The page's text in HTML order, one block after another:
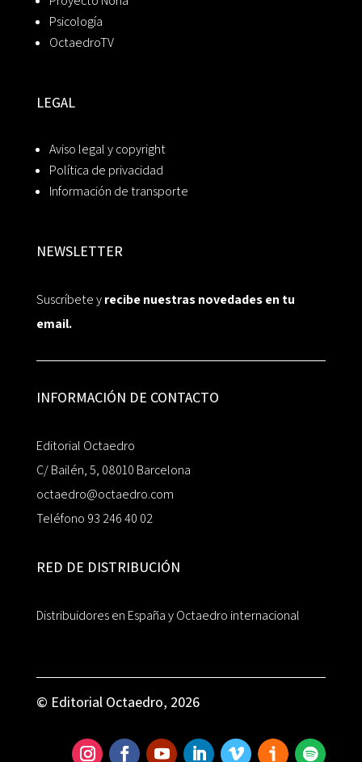
Psicología
OctaedroTV
LEGAL
Aviso legal y copyright
Política de privacidad
Información de transporte
NEWSLETTER
Suscríbete yrecibe nuestras novedades en tu
email.
INFORMACIÓN DE CONTACTO
Editorial Octaedro
C/ Bailén, 5, 08010 Barcelona
octaedro@octaedro.com
Teléfono 93 246 40 02
RED DE DISTRIBUCIÓN
Distribuidores en España y Octaedro internacional
© Editorial Octaedro, 2026